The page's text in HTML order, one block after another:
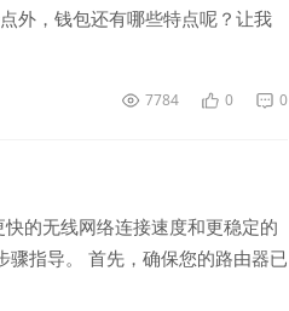
外，钱包还有哪些特点呢？让我
7784 0 0
的无线网络连接速度和更稳定的
指导。 首先，确保您的路由器已